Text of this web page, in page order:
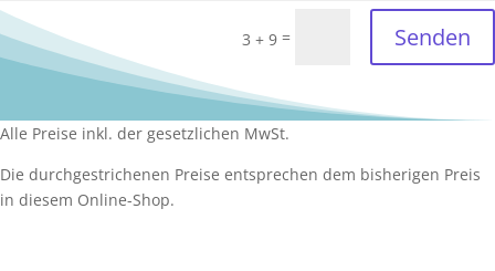
3 + 9 = Senden
Alle Preise inkl. der gesetzlichen MwSt.
Die durchgestrichenen Preise entsprechen dem bisherigen Preis
in diesem Online-Shop.